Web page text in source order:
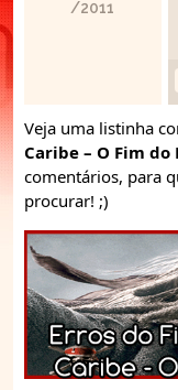
/2011
Veja uma listinha
Caribe – O Fim do
comentários, para
procurar! ;)